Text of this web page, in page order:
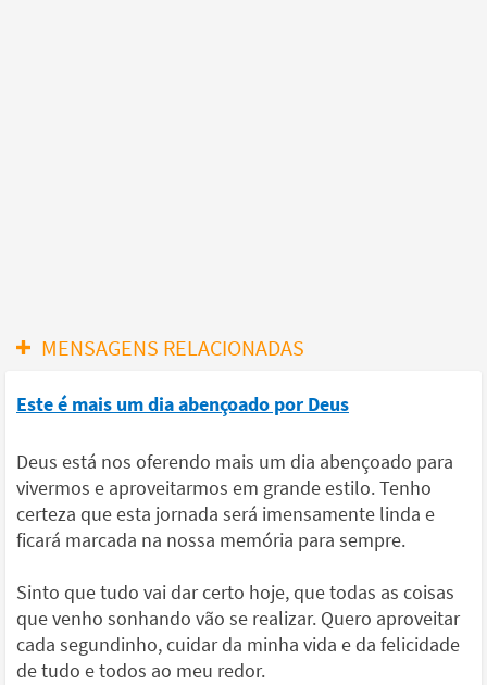
MENSAGENS RELACIONADAS
Este é mais um dia abençoado por Deus
Deus está nos oferendo mais um dia abençoado para
vivermos e aproveitarmos em grande estilo. Tenho
certeza que esta jornada será imensamente linda e
ficará marcada na nossa memória para sempre.
Sinto que tudo vai dar certo hoje, que todas as coisas
que venho sonhando vão se realizar. Quero aproveitar
cada segundinho, cuidar da minha vida e da felicidade
de tudo e todos ao meu redor.